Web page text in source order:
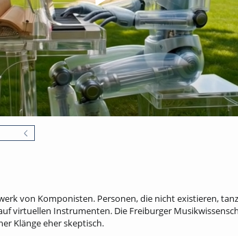
von Komponisten. Personen, die nicht existieren,
virtuellen Instrumenten. Die Freiburger
Klänge eher skeptisch.